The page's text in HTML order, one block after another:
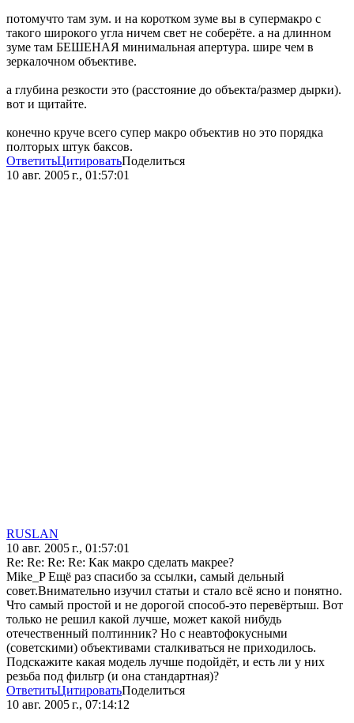
потомучто там зум. и на коротком зуме вы в супермакро с
такого широкого угла ничем свет не соберёте. а на длинном
зуме там БЕШЕНАЯ минимальная апертура. шире чем в
зеркалочном объективе.
а глубина резкости это (расстояние до объекта/размер дырки).
вот и щитайте.
конечно круче всего супер макро объектив но это порядка
полторых штук баксов.
ОтветитьЦитироватьПоделиться
10 авг. 2005 г., 01:57:01
RUSLAN
10 авг. 2005 г., 01:57:01
Re: Re: Re: Re: Как макро сделать макрее?
Mike_P Ещё раз спасибо за ссылки, самый дельный
совет.Внимательно изучил статьи и стало всё ясно и понятно.
Что самый простой и не дорогой способ-это перевёртыш. Вот
только не решил какой лучше, может какой нибудь
отечественный полтинник? Но с неавтофокусными
(советскими) объективами сталкиваться не приходилось.
Подскажите какая модель лучше подойдёт, и есть ли у них
резьба под фильтр (и она стандартная)?
ОтветитьЦитироватьПоделиться
10 авг. 2005 г., 07:14:12